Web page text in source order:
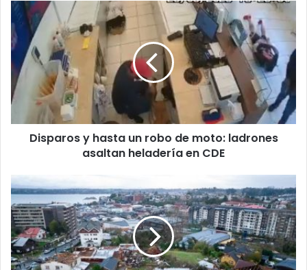
t
u
c
o
r
e
o
t
r
ó
n
i
c
o
Disparos y hasta un robo de moto: ladrones
asaltan heladería en CDE